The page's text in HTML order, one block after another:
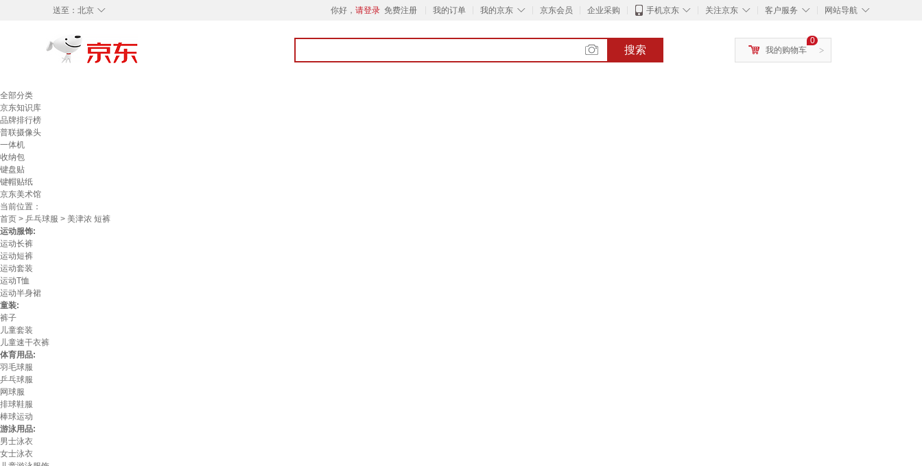
◇
送至： 北京 你好， 请登录 免费注册 我的订单 ◇
我的京东 京东会员 企业采购 ◇
手机京东 ◇
关注京东 ◇
客户服务 ◇
网站导航
搜索 >
0
我的购物车
全部分类
京东知识库
品牌排行榜
普联摄像头
一体机
收纳包
键盘贴
键帽贴纸
京东美术馆
当前位置：
首页 > 乒乓球服 > 美津浓 短裤
运动服饰:
运动长裤
运动短裤
运动套装
运动T恤
运动半身裙
童装:
裤子
儿童套装
儿童速干衣裤
体育用品:
羽毛球服
乒乓球服
网球服
排球鞋服
棒球运动
游泳用品:
男士泳衣
女士泳衣